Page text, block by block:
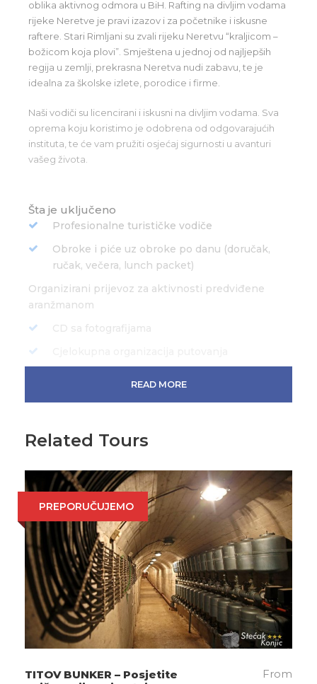
oblika aktivnog odmora u BiH. Rafting na divljim vodama
rijeke Neretve je pravi izazov i za početnike i iskusne
raftere. Stari Rimljani su zvali rijeku Neretvu “kraljicom –
božicom koja plovi”. Smještena u jednoj od najljepših
regija u zemlji, prekrasna Neretva nudi zabavu, te je
idealna za školske izlete, porodice i firme.
Naši vodiči su licencirani i iskusni na divljim vodama. Sva
oprema koju koristimo je odobrena od odgovarajućih
instituta, te će vam pružiti osjećaj sigurnosti u avanturi
vašeg života.
Šta je uključeno
Profesionalne turističke vodiče
Obroke i piće uz obroke po danu (doručak,
ručak, večera, lunch packet)
Organizirani prijevoz za aktivnosti predviđene
aranžmanom
CD sa fotografijama
08:30h – 10:00h
Dolazak u agenciju –
Grand River i prevoz do baze.
10:00h – 10:45h
Zaduživanje opreme i
pripreme za rafting
10:50h -11:20h
Prevoz do startnog
mjesta (selo Glavatičevo – kombi / minibus).
READ MORE
Related Tours
PREPORUČUJEMO
TITOV BUNKER – Posjetite
From